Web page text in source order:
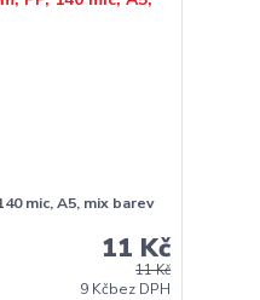
mic, A5, mix barev
11 Kč
11 Kč
9 Kčbez DPH